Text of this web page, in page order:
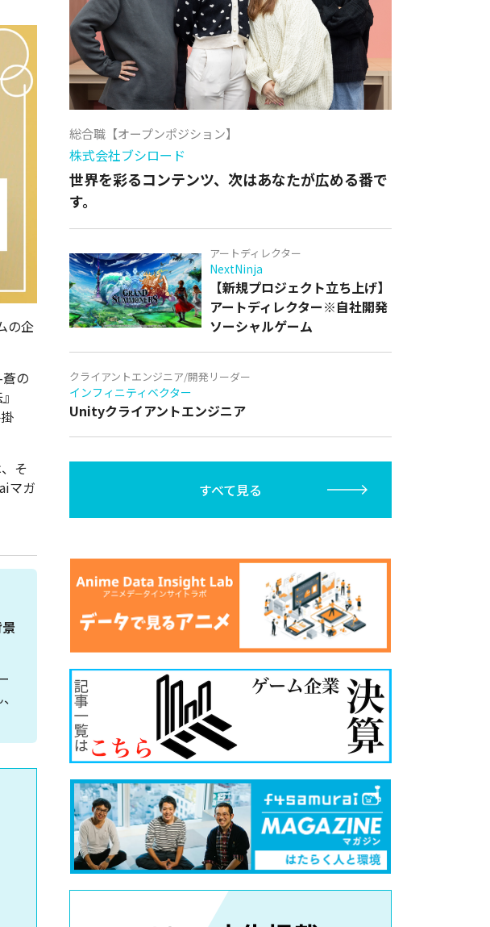
の企
の
そ
マガ
総合職【オープンポジション】
株式会社ブシロード
世界を彩るコンテンツ、次はあなたが広める番で
す。
アートディレクター
NextNinja
【新規プロジェクト立ち上げ】
アートディレクター※自社開発
ソーシャルゲーム
クライアントエンジニア/開発リーダー
インフィニティベクター
Unityクライアントエンジニア
すべて見る